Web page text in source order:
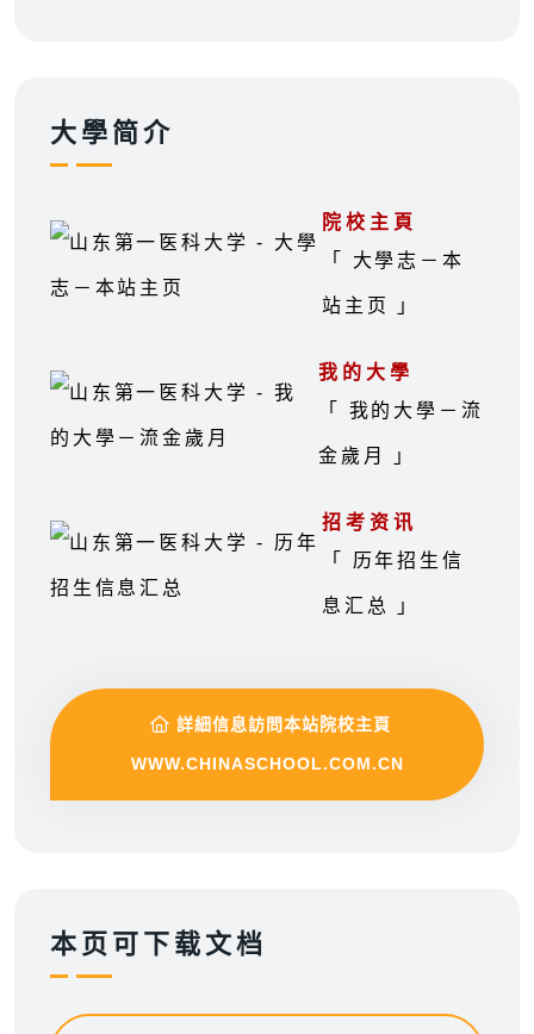
大學简介
院校主頁
「 大學志－本
站主页 」
我的大學
「 我的大學－流
金歲月 」
招考资讯
「 历年招生信
息汇总 」
詳細信息訪問本站院校主頁
WWW.CHINASCHOOL.COM.CN
本页可下载文档